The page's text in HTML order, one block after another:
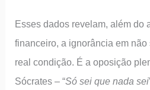
Esses dados revelam, além do
financeiro, a ignorância em não
real condição. É a oposição
Sócrates – “Só sei que nada sei